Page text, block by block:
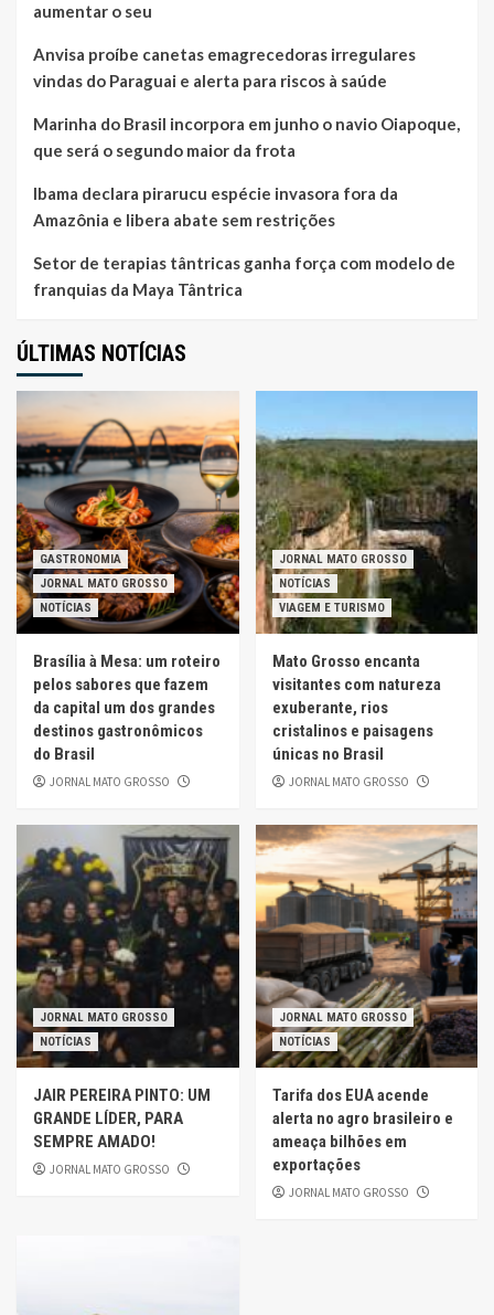
aumentar o seu
Anvisa proíbe canetas emagrecedoras irregulares
vindas do Paraguai e alerta para riscos à saúde
Marinha do Brasil incorpora em junho o navio Oiapoque,
que será o segundo maior da frota
Ibama declara pirarucu espécie invasora fora da
Amazônia e libera abate sem restrições
Setor de terapias tântricas ganha força com modelo de
franquias da Maya Tântrica
ÚLTIMAS NOTÍCIAS
GASTRONOMIA
JORNAL MATO GROSSO
NOTÍCIAS
Brasília à Mesa: um roteiro
pelos sabores que fazem
da capital um dos grandes
destinos gastronômicos
do Brasil
JORNAL MATO GROSSO
JORNAL MATO GROSSO
NOTÍCIAS
VIAGEM E TURISMO
Mato Grosso encanta
visitantes com natureza
exuberante, rios
cristalinos e paisagens
únicas no Brasil
JORNAL MATO GROSSO
JORNAL MATO GROSSO
NOTÍCIAS
JAIR PEREIRA PINTO: UM
GRANDE LÍDER, PARA
SEMPRE AMADO!
JORNAL MATO GROSSO
JORNAL MATO GROSSO
NOTÍCIAS
Tarifa dos EUA acende
alerta no agro brasileiro e
ameaça bilhões em
exportações
JORNAL MATO GROSSO